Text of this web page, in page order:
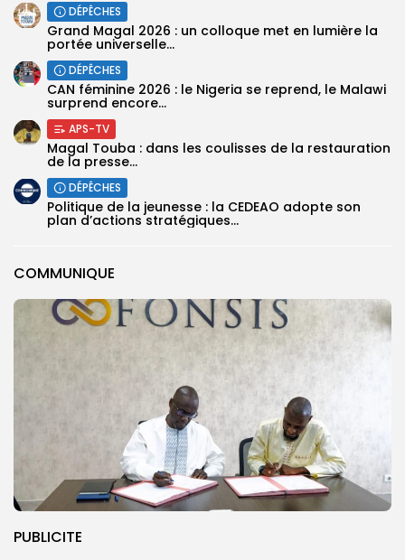
COMMUNIQUE
PUBLICITE
DÉPÊCHES
Grand Magal 2026 : un colloque met en lumière la
portée universelle...
DÉPÊCHES
‎CAN féminine 2026 : le Nigeria se reprend, le Malawi
surprend encore...
APS-TV
Magal Touba : dans les coulisses de la restauration
de la presse...
DÉPÊCHES
Politique de la jeunesse : la CEDEAO adopte son
plan d’actions stratégiques...